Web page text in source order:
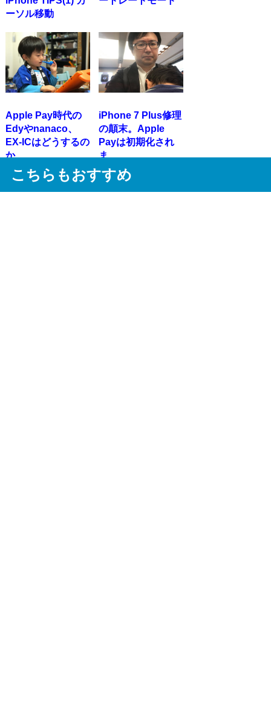
ーソル移動
Apple Pay時代の
Edyやnanaco、
EX-ICはどうするの
か...
iPhone 7 Plus修理
の顛末。Apple
Payは初期化され
ま...
こちらもおすすめ